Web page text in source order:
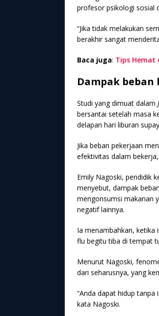
profesor psikologi sosial
“Jika tidak melakukan
berakhir sangat
Baca juga: Tips Hemat
Dampak
Studi yang dimuat dalam
bersantai setelah masa
delapan hari liburan
Jika beban pekerjaan
efektivitas dalam
Emily Nagoski, pendidik
menyebut, dampak
mengonsumsi makanan
negatif lainnya.
Ia menambahkan, ketika
flu begitu tiba di tempat
Menurut Nagoski,
dari seharusnya, yang
“Anda dapat hidup
kata Nagoski.